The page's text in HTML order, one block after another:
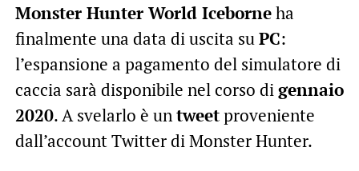
Monster Hunter World Iceborneha
finalmente una data di uscita suPC:
l’espansione a pagamento del simulatore di
caccia sarà disponibile nel corso digennaio
2020. A svelarlo è untweetproveniente
dall’account Twitter di Monster Hunter.